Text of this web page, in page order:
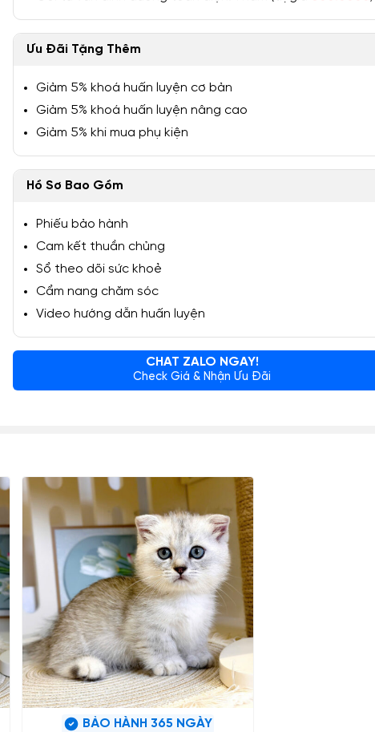
Ưu Đãi Tặng Thêm
Giảm 5% khoá huấn luyện cơ bản
Giảm 5% khoá huấn luyện nâng cao
Giảm 5% khi mua phụ kiện
Hồ Sơ Bao Gồm
Phiếu bảo hành
Cam kết thuần chủng
Sổ theo dõi sức khoẻ
Cẩm nang chăm sóc
Video hướng dẫn huấn luyện
CHAT ZALO NGAY!
Check Giá & Nhận Ưu Đãi
BẢO HÀNH 365 NGÀY